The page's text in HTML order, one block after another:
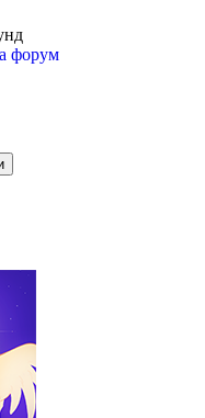
форум